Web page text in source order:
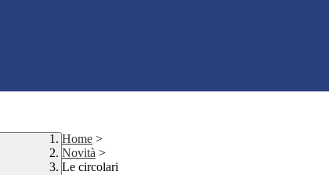
Home >
Novità >
Le circolari